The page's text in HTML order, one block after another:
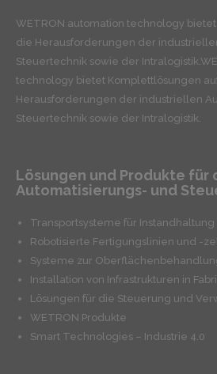
WETRON automation technology
die Herausforderungen der
Steuertechnik sowie der
technology bietet Komplettlösungen
Herausforderungen der industriellen
Steuertechnik sowie der Intralogistik.
Lösungen und Produkte für
Automatisierungs- und
Transportsysteme für
Robotisierte Fertigungslinien und -
Systeme zur
Installation von Infrastrukturen in
Lösungen für die Steuerung und
WETRON Produkte
Smart Technologies – Industrie 4.0